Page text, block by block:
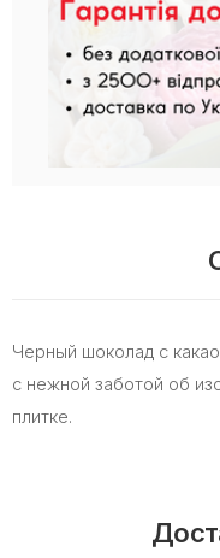
Черный шоколад с
с нежной заботой об
плитке.